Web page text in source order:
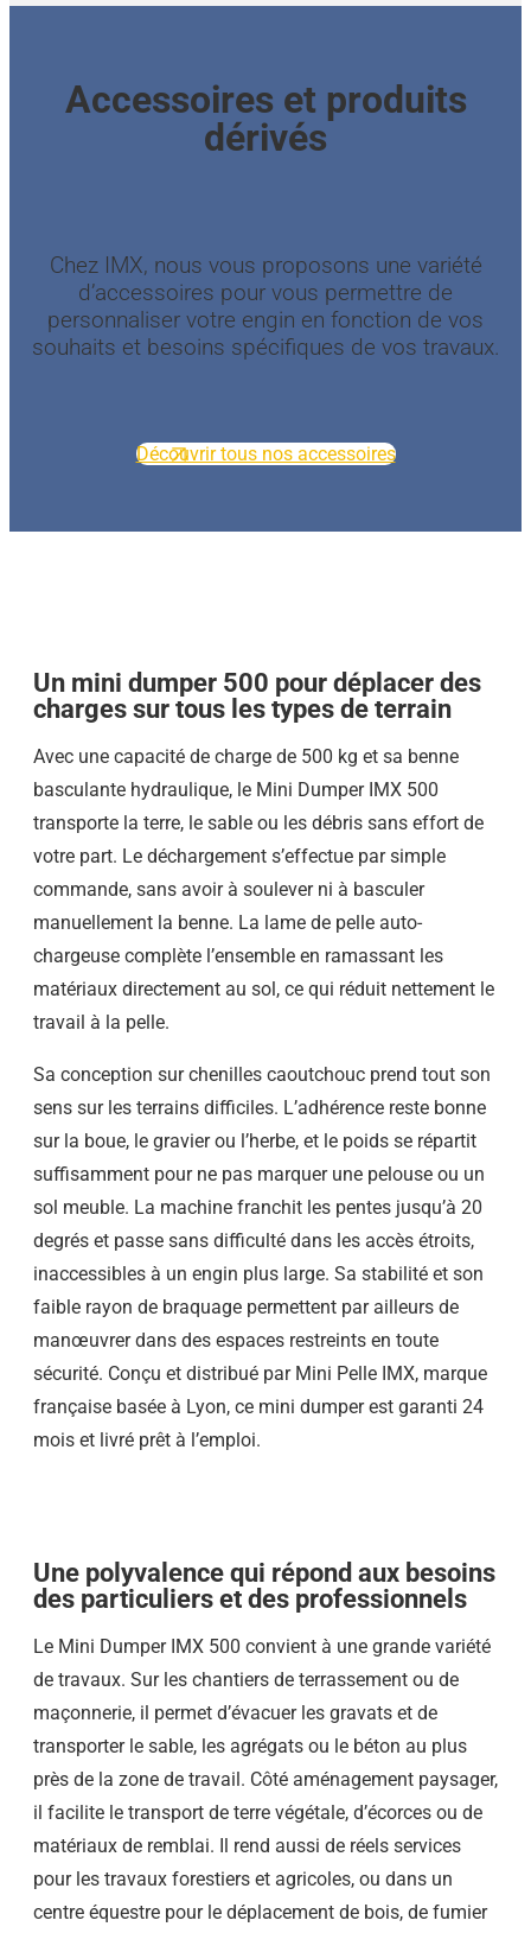
Accessoires et produits
dérivés
Chez IMX, nous vous proposons une variété
d’accessoires pour vous permettre de
personnaliser votre engin en fonction de vos
souhaits et besoins spécifiques de vos travaux.
Découvrir tous nos accessoires
Un mini dumper 500 pour déplacer des
charges sur tous les types de terrain
Avec une capacité de charge de 500 kg et sa benne
basculante hydraulique, le Mini Dumper IMX 500
transporte la terre, le sable ou les débris sans effort de
votre part. Le déchargement s’effectue par simple
commande, sans avoir à soulever ni à basculer
manuellement la benne. La lame de pelle auto-
chargeuse complète l’ensemble en ramassant les
matériaux directement au sol, ce qui réduit nettement le
travail à la pelle.
Sa conception sur chenilles caoutchouc prend tout son
sens sur les terrains difficiles. L’adhérence reste bonne
sur la boue, le gravier ou l’herbe, et le poids se répartit
suffisamment pour ne pas marquer une pelouse ou un
sol meuble. La machine franchit les pentes jusqu’à 20
degrés et passe sans difficulté dans les accès étroits,
inaccessibles à un engin plus large. Sa stabilité et son
faible rayon de braquage permettent par ailleurs de
manœuvrer dans des espaces restreints en toute
sécurité. Conçu et distribué par Mini Pelle IMX, marque
française basée à Lyon, ce mini dumper est garanti 24
mois et livré prêt à l’emploi.
Une polyvalence qui répond aux besoins
des particuliers et des professionnels
Le Mini Dumper IMX 500 convient à une grande variété
de travaux. Sur les chantiers de terrassement ou de
maçonnerie, il permet d’évacuer les gravats et de
transporter le sable, les agrégats ou le béton au plus
près de la zone de travail. Côté aménagement paysager,
il facilite le transport de terre végétale, d’écorces ou de
matériaux de remblai. Il rend aussi de réels services
pour les travaux forestiers et agricoles, ou dans un
centre équestre pour le déplacement de bois, de fumier